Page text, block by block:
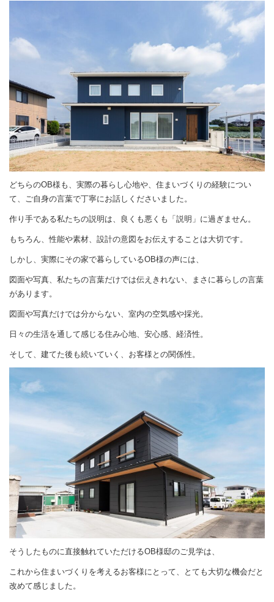
どちらのOB様も、実際の暮らし心地や、住まいづくりの経験につい
て、ご自身の言葉で丁寧にお話しくださいました。
作り手である私たちの説明は、良くも悪くも「説明」に過ぎません。
もちろん、性能や素材、設計の意図をお伝えすることは大切です。
しかし、実際にその家で暮らしているOB様の声には、
図面や写真、私たちの言葉だけでは伝えきれない、まさに暮らしの言葉
があります。
図面や写真だけでは分からない、室内の空気感や採光。
日々の生活を通して感じる住み心地、安心感、経済性。
そして、建てた後も続いていく、お客様との関係性。
そうしたものに直接触れていただけるOB様邸のご見学は、
これから住まいづくりを考えるお客様にとって、とても大切な機会だと
改めて感じました。